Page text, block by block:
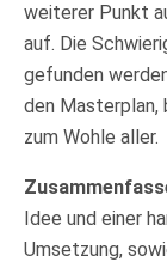
weiterer Punkt
auf. Die
gefunden
den Masterplan,
zum Wohle aller.
Idee und einer
Umsetzung,